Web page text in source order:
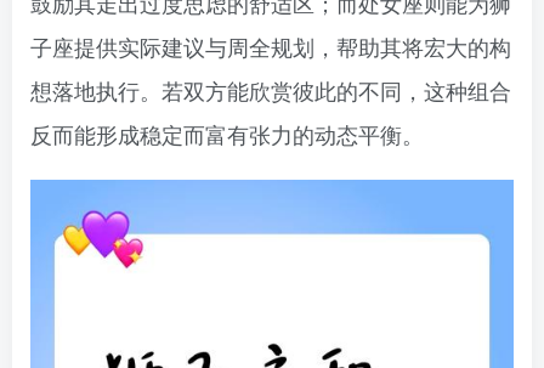
子座提供实际建议与周全规划，帮助其将宏大的构
想落地执行。若双方能欣赏彼此的不同，这种组合
反而能形成稳定而富有张力的动态平衡。